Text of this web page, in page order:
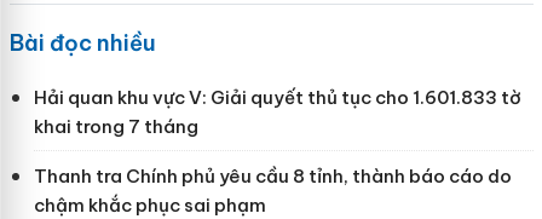
Bài đọc nhiều
Hải quan khu vực V: Giải quyết thủ tục cho 1.601.833 tờ
khai trong 7 tháng
Thanh tra Chính phủ yêu cầu 8 tỉnh, thành báo cáo do
chậm khắc phục sai phạm